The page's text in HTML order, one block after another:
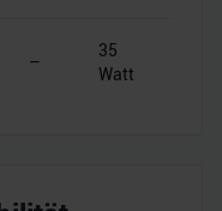
–
35
Watt